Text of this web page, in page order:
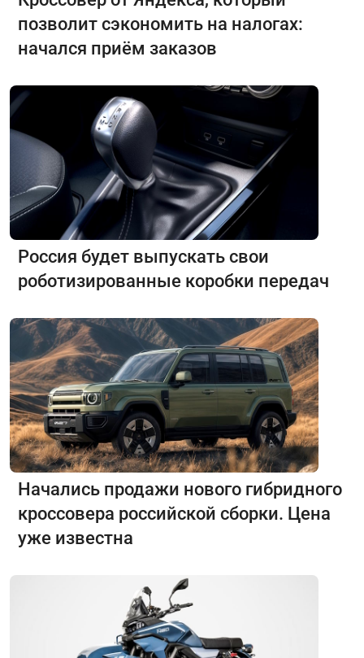
позволит сэкономить на налогах:
начался приём заказов
Россия будет выпускать свои
роботизированные коробки передач
Начались продажи нового гибридного
кроссовера российской сборки. Цена
уже известна